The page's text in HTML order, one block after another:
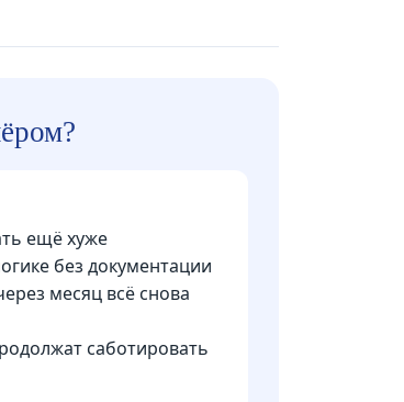
ещё хуже
без документации
месяц всё снова
саботировать